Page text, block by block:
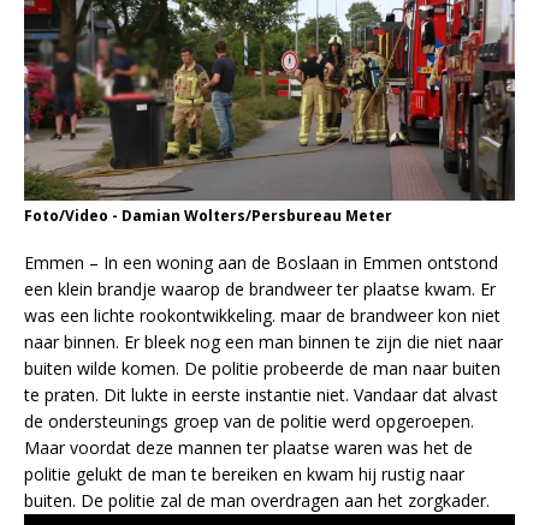
Foto/Video - Damian Wolters/Persbureau Meter
Emmen – In een woning aan de Boslaan in Emmen ontstond
een klein brandje waarop de brandweer ter plaatse kwam. Er
was een lichte rookontwikkeling. maar de brandweer kon niet
naar binnen. Er bleek nog een man binnen te zijn die niet naar
buiten wilde komen. De politie probeerde de man naar buiten
te praten. Dit lukte in eerste instantie niet. Vandaar dat alvast
de ondersteunings groep van de politie werd opgeroepen.
Maar voordat deze mannen ter plaatse waren was het de
politie gelukt de man te bereiken en kwam hij rustig naar
buiten. De politie zal de man overdragen aan het zorgkader.